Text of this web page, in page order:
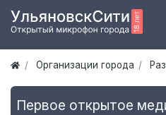
Организации города
Первое открытое